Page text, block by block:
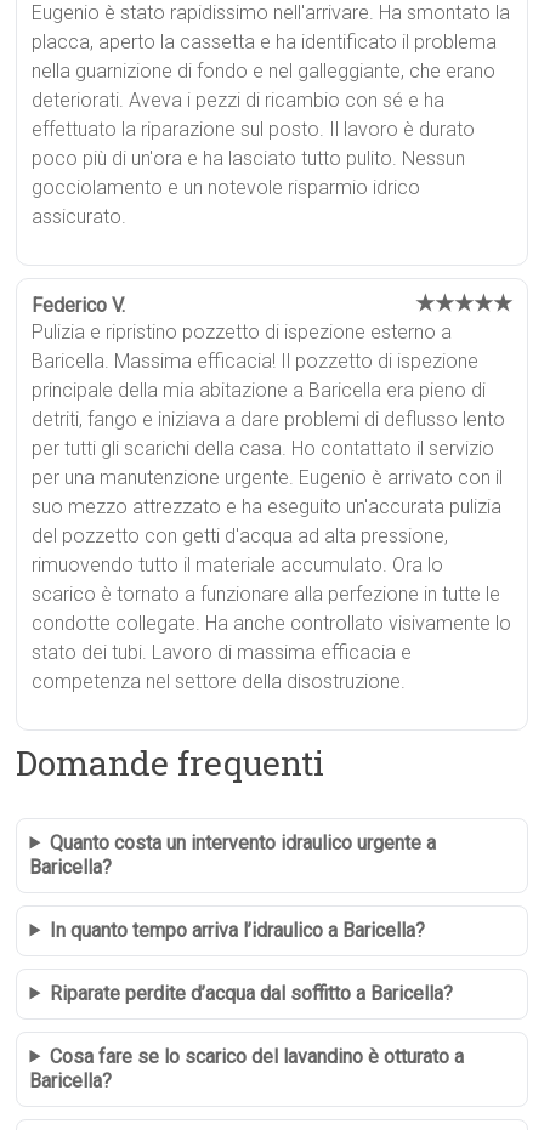
Eugenio è stato rapidissimo nell'arrivare. Ha smontato la
placca, aperto la cassetta e ha identificato il problema
nella guarnizione di fondo e nel galleggiante, che erano
deteriorati. Aveva i pezzi di ricambio con sé e ha
effettuato la riparazione sul posto. Il lavoro è durato
poco più di un'ora e ha lasciato tutto pulito. Nessun
gocciolamento e un notevole risparmio idrico
assicurato.
Federico V. ★★★★★
Pulizia e ripristino pozzetto di ispezione esterno a
Baricella. Massima efficacia! Il pozzetto di ispezione
principale della mia abitazione a Baricella era pieno di
detriti, fango e iniziava a dare problemi di deflusso lento
per tutti gli scarichi della casa. Ho contattato il servizio
per una manutenzione urgente. Eugenio è arrivato con il
suo mezzo attrezzato e ha eseguito un'accurata pulizia
del pozzetto con getti d'acqua ad alta pressione,
rimuovendo tutto il materiale accumulato. Ora lo
scarico è tornato a funzionare alla perfezione in tutte le
condotte collegate. Ha anche controllato visivamente lo
stato dei tubi. Lavoro di massima efficacia e
competenza nel settore della disostruzione.
Domande frequenti
Quanto costa un intervento idraulico urgente a
Baricella?
In quanto tempo arriva l’idraulico a Baricella?
Riparate perdite d’acqua dal soffitto a Baricella?
Cosa fare se lo scarico del lavandino è otturato a
Baricella?